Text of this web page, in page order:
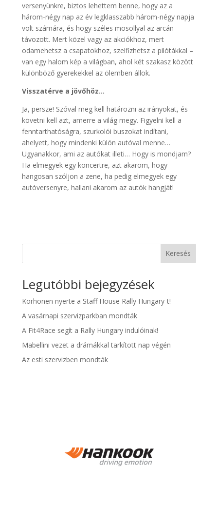
versenyünkre, biztos lehettem benne, hogy az a
három-négy nap az év legklasszabb három-négy napja
volt számára, és hogy széles mosollyal az arcán
távozott. Mert közel vagy az akciókhoz, mert
odamehetsz a csapatokhoz, szelfizhetsz a pilótákkal –
van egy halom kép a világban, ahol két szakasz között
különböző gyerekekkel az ölemben állok.
Visszatérve a jövőhöz…
Ja, persze! Szóval meg kell határozni az irányokat, és
követni kell azt, amerre a világ megy. Figyelni kell a
fenntarthatóságra, szurkolói buszokat indítani,
ahelyett, hogy mindenki külön autóval menne…
Ugyanakkor, ami az autókat illeti… Hogy is mondjam?
Ha elmegyek egy koncertre, azt akarom, hogy
hangosan szóljon a zene, ha pedig elmegyek egy
autóversenyre, hallani akarom az autók hangját!
Keresés
Legutóbbi bejegyzések
Korhonen nyerte a Staff House Rally Hungary-t!
A vasárnapi szervizparkban mondták
A Fit4Race segít a Rally Hungary indulóinak!
Mabellini vezet a drámákkal tarkított nap végén
Az esti szervizben mondták